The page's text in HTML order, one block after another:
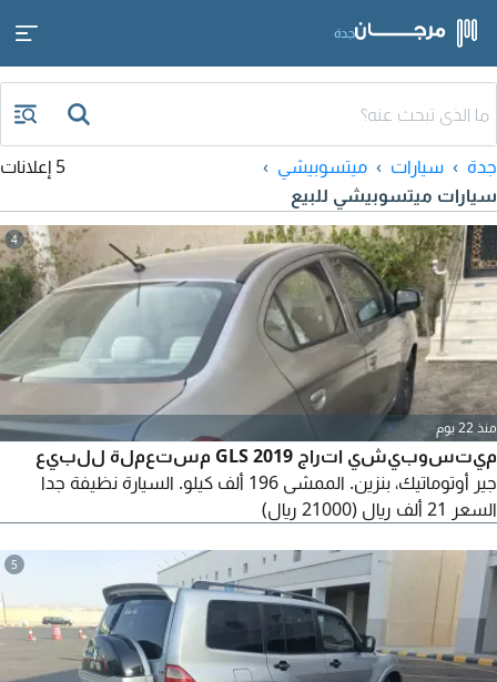
جدة
جدة سيارات
ميتسوبيشي
سيارات ميتسوبيشي للبيع
5 إعلانات
4
منذ 22 يوم
ميتسوبيشي اتراج GLS 2019 مستعملة للبيع
جير أوتوماتيك، بنزين. الممشى 196 ألف كيلو. السيارة نظيفة جدا
السعر 21 ألف ريال (21000 ريال)
5